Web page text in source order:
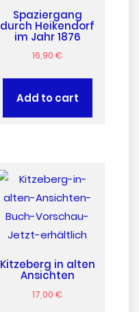
Spaziergang
durch Heikendorf
im Jahr 1876
16,90€
Add to cart
Kitzeberg in alten
Ansichten
17,00€